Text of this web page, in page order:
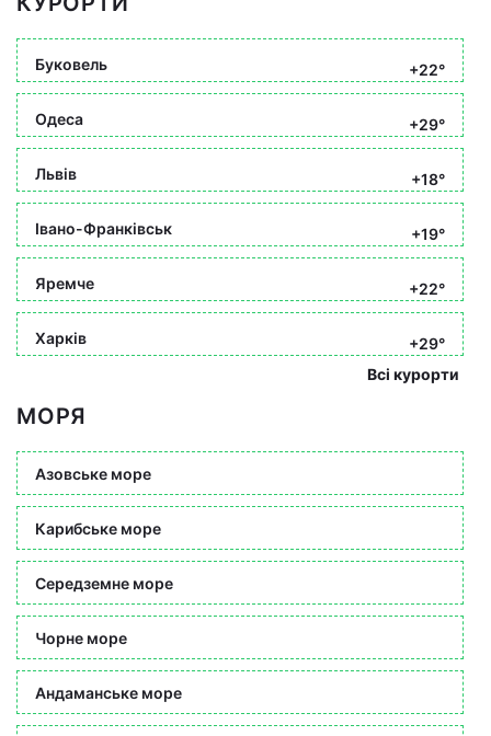
Буковель +22°
Одеса +29°
Львів +18°
Івано-Франківськ +19°
Яремче +22°
Харків
+29°
Всі курорти
МОРЯ
Азовське море
Карибське море
Середземне море
Чорне море
Андаманське море